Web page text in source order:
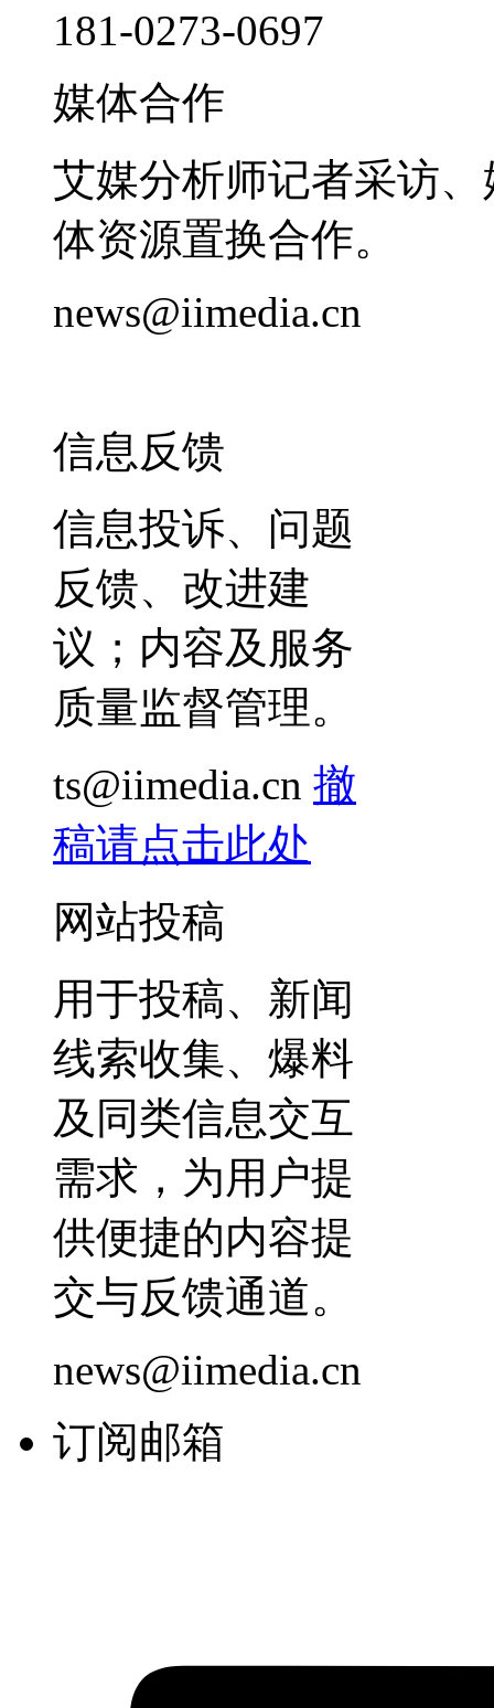
181-0273-0697
媒体合作
艾媒分析师记者采访
体资源置换合作。
news@iimedia.cn
信息反馈
信息投诉、问题
反馈、改进建
议；内容及服务
质量监督管理。
ts@iimedia.cn 撤
稿请点击此处
网站投稿
用于投稿、新闻
线索收集、爆料
及同类信息交互
需求，为用户提
供便捷的内容提
交与反馈通道。
news@iimedia.cn
订阅邮箱